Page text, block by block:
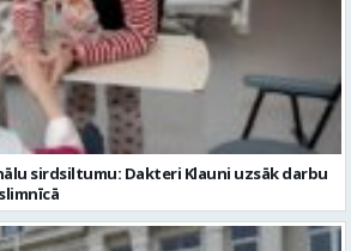
sirdsiltumu: Dakteri Klauni uzsāk darbu